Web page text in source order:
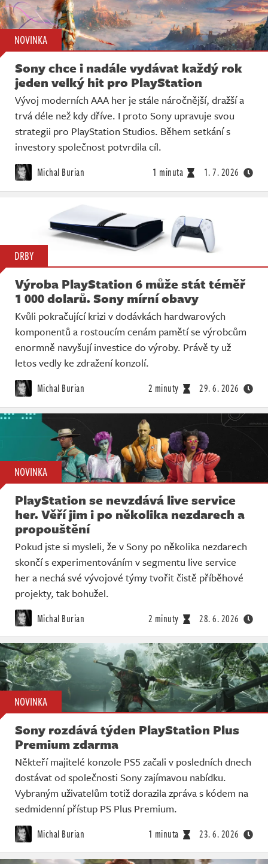
NOVINKA
Sony chce i nadále vydávat každý rok
jeden velký hit pro PlayStation
Vývoj moderních AAA her je stále náročnější, dražší a
trvá déle než kdy dříve. I proto Sony upravuje svou
strategii pro PlayStation Studios. Během setkání s
investory společnost potvrdila cíl.
Michal Burian 1 minuta 1. 7. 2026
DRBY
Výroba PlayStation 6 může stát téměř
1 000 dolarů. Sony mírní obavy
Kvůli pokračující krizi v dodávkách hardwarových
komponentů a rostoucím cenám pamětí se výrobcům
enormně navyšují investice do výroby. Právě ty už
letos vedly ke zdražení konzolí.
Michal Burian 2 minuty 29. 6. 2026
NOVINKA
PlayStation se nevzdává live service
her. Věří jim i po několika nezdarech a
propouštění
Pokud jste si mysleli, že v Sony po několika nezdarech
skončí s experimentováním v segmentu live service
her a nechá své vývojové týmy tvořit čistě příběhové
projekty, tak bohužel.
Michal Burian 2 minuty 28. 6. 2026
NOVINKA
Sony rozdává týden PlayStation Plus
Premium zdarma
Někteří majitelé konzole PS5 začali v posledních dnech
dostávat od společnosti Sony zajímavou nabídku.
Vybraným uživatelům totiž dorazila zpráva s kódem na
sedmidenní přístup PS Plus Premium.
Michal Burian 1 minuta 23. 6. 2026